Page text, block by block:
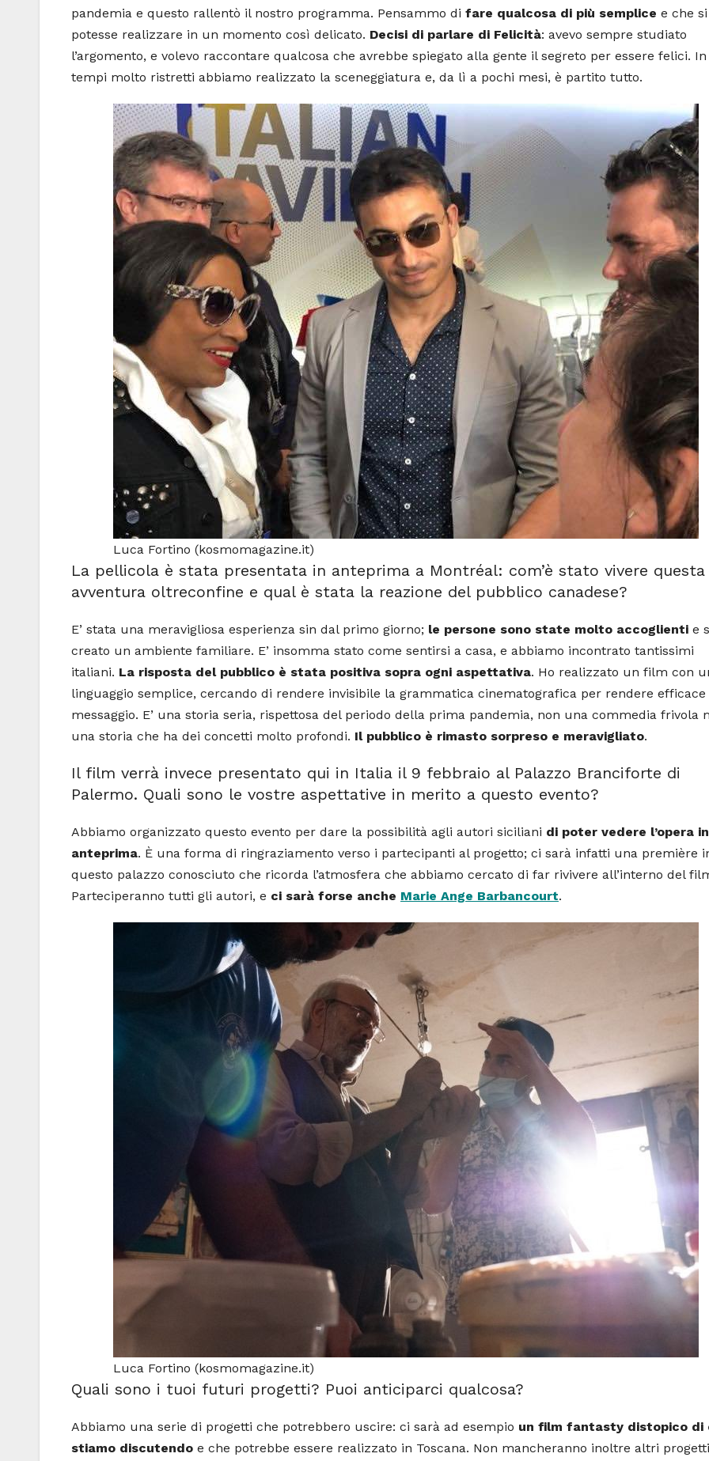
pandemia e questo rallentò il nostro programma. Pensammo di fare qualcosa di più semplice e che si
potesse realizzare in un momento così delicato. Decisi di parlare di Felicità: avevo sempre studiato
l’argomento, e volevo raccontare qualcosa che avrebbe spiegato alla gente il segreto per essere felici. In
tempi molto ristretti abbiamo realizzato la sceneggiatura e, da lì a pochi mesi, è partito tutto.
Luca Fortino (kosmomagazine.it)
La pellicola è stata presentata in anteprima a Montréal: com’è stato vivere questa
avventura oltreconfine e qual è stata la reazione del pubblico canadese?
E’ stata una meravigliosa esperienza sin dal primo giorno; le persone sono state molto accoglienti e
creato un ambiente familiare. E’ insomma stato come sentirsi a casa, e abbiamo incontrato tantissimi
italiani. La risposta del pubblico è stata positiva sopra ogni aspettativa. Ho realizzato un film con
linguaggio semplice, cercando di rendere invisibile la grammatica cinematografica per rendere efficace
messaggio. E’ una storia seria, rispettosa del periodo della prima pandemia, non una commedia frivola
una storia che ha dei concetti molto profondi. Il pubblico è rimasto sorpreso e meravigliato.
Il film verrà invece presentato qui in Italia il 9 febbraio al Palazzo Branciforte di
Palermo. Quali sono le vostre aspettative in merito a questo evento?
Abbiamo organizzato questo evento per dare la possibilità agli autori siciliani di poter vedere l’opera in
anteprima. È una forma di ringraziamento verso i partecipanti al progetto; ci sarà infatti una première
questo palazzo conosciuto che ricorda l’atmosfera che abbiamo cercato di far rivivere all’interno del
Parteciperanno tutti gli autori, e ci sarà forse anche Marie Ange Barbancourt.
Luca Fortino (kosmomagazine.it)
Quali sono i tuoi futuri progetti? Puoi anticiparci qualcosa?
Abbiamo una serie di progetti che potrebbero uscire: ci sarà ad esempio un film fantasty distopico di
stiamo discutendo e che potrebbe essere realizzato in Toscana. Non mancheranno inoltre altri